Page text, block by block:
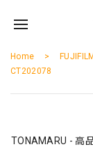
Home
CT202078
TONAMARU - 高